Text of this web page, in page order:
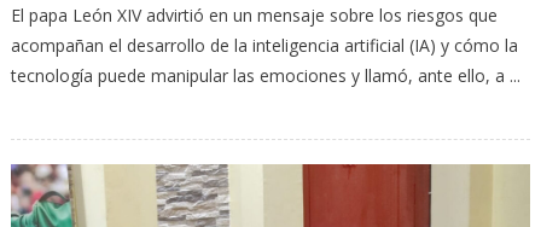
El papa León XIV advirtió en un mensaje sobre los riesgos que
acompañan el desarrollo de la inteligencia artificial (IA) y cómo la
tecnología puede manipular las emociones y llamó, ante ello, a ...